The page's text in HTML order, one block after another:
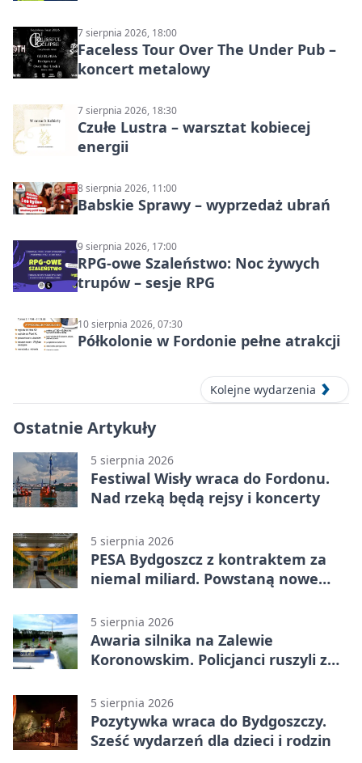
7 sierpnia 2026, 18:00
Faceless Tour Over The Under Pub –
koncert metalowy
7 sierpnia 2026, 18:30
Czułe Lustra – warsztat kobiecej
energii
8 sierpnia 2026, 11:00
Babskie Sprawy – wyprzedaż ubrań
9 sierpnia 2026, 17:00
RPG-owe Szaleństwo: Noc żywych
trupów – sesje RPG
10 sierpnia 2026, 07:30
Półkolonie w Fordonie pełne atrakcji
Kolejne wydarzenia
Ostatnie Artykuły
5 sierpnia 2026
Festiwal Wisły wraca do Fordonu.
Nad rzeką będą rejsy i koncerty
5 sierpnia 2026
PESA Bydgoszcz z kontraktem za
niemal miliard. Powstaną nowe
5 sierpnia 2026
Awaria silnika na Zalewie
Koronowskim. Policjanci ruszyli z
5 sierpnia 2026
Pozytywka wraca do Bydgoszczy.
Sześć wydarzeń dla dzieci i rodzin